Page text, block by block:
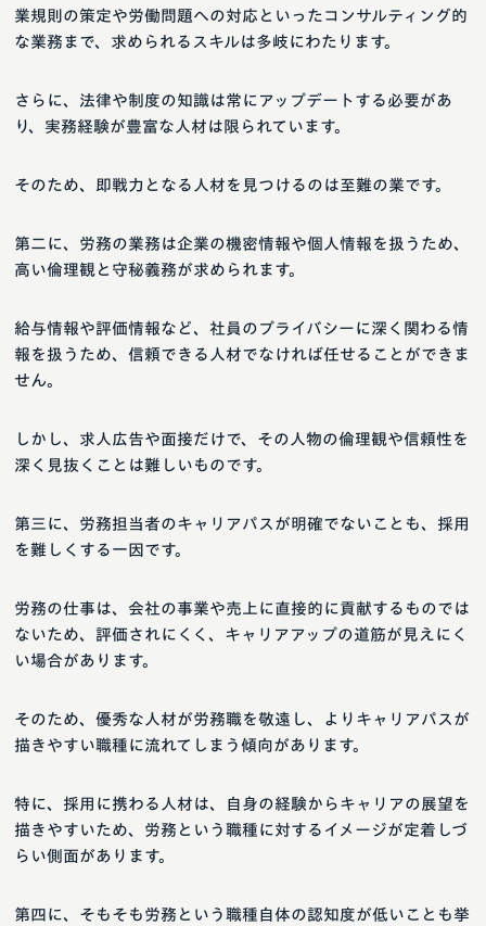
業規則の策定や労働問題への対応といったコンサルティング的
な業務まで、求められるスキルは多岐にわたります。
さらに、法律や制度の知識は常にアップデートする必要があ
り、実務経験が豊富な人材は限られています。
そのため、即戦力となる人材を見つけるのは至難の業です。
第二に、労務の業務は企業の機密情報や個人情報を扱うため、
高い倫理観と守秘義務が求められます。
給与情報や評価情報など、社員のプライバシーに深く関わる情
報を扱うため、信頼できる人材でなければ任せることができま
せん。
しかし、求人広告や面接だけで、その人物の倫理観や信頼性を
深く見抜くことは難しいものです。
第三に、労務担当者のキャリアパスが明確でないことも、採用
を難しくする一因です。
労務の仕事は、会社の事業や売上に直接的に貢献するものでは
ないため、評価されにくく、キャリアアップの道筋が見えにく
い場合があります。
そのため、優秀な人材が労務職を敬遠し、よりキャリアパスが
描きやすい職種に流れてしまう傾向があります。
特に、採用に携わる人材は、自身の経験からキャリアの展望を
描きやすいため、労務という職種に対するイメージが定着しづ
らい側面があります。
第四に、そもそも労務という職種自体の認知度が低いことも挙